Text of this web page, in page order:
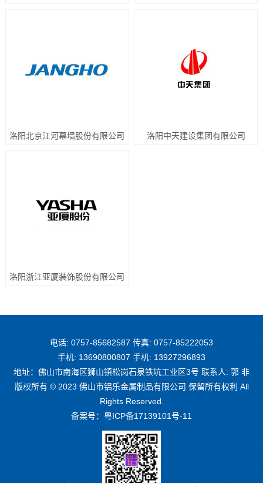
洛阳北京江河幕墙股份有限公司 洛阳中天建设集团有限公司
洛阳浙江亚厦装饰股份有限公司
电话: 0757-85682587 传真: 0757-85222053
手机: 13690800807 手机: 13927296893
地址：佛山市南海区狮山镇松岗石泉铁坑工业区3号 联系人: 郭 非
版权所有 © 2023 佛山市铝乐金属制品有限公司 保留所有权利 All
Rights Reserved.
备案号： 粤ICP备17139101号-11